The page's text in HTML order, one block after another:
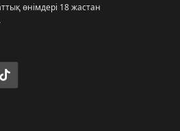
өнімдері 18 жастан